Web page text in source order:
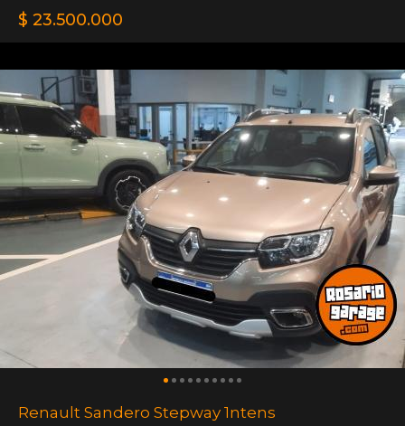
$ 23.500.000
Renault Sandero Stepway 1ntens